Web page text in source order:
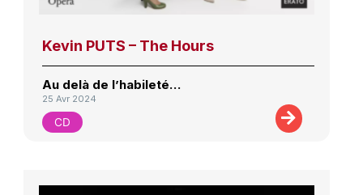
Kevin PUTS – The Hours
Au delà de l’habileté…
25 Avr 2024
CD